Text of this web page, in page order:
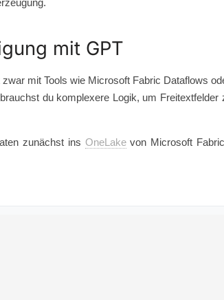
mit GPT
mit Tools wie Microsoft Fabric Dataflows
du komplexere Logik, um
zunächst ins OneLakevon Microsoft